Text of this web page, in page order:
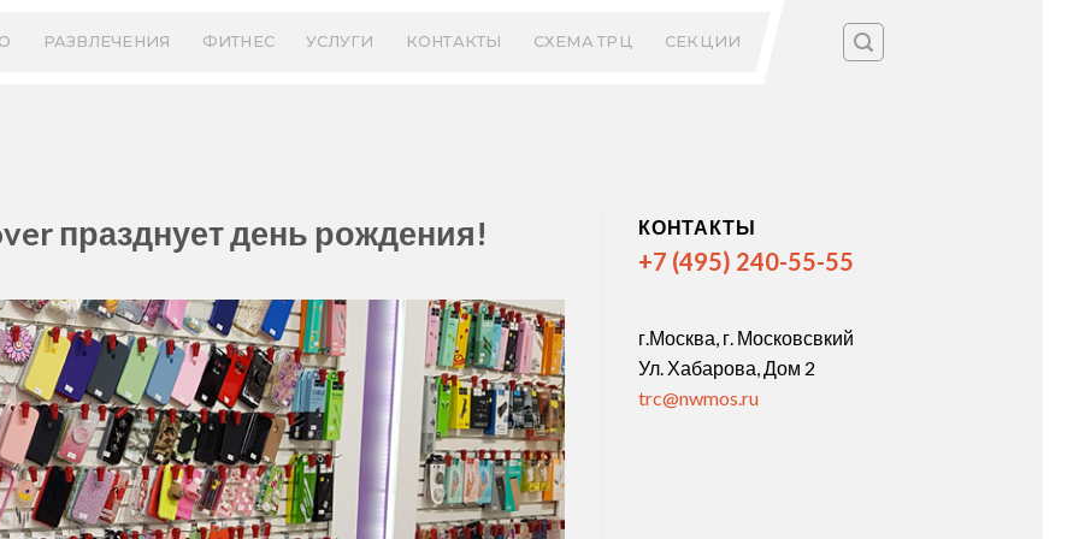
РАЗВЛЕЧЕНИЯ ФИТНЕС УСЛУГИ КОНТАКТЫ СХЕМА ТРЦ СЕКЦИИ
празднует день рождения! КОНТАКТЫ
+7 (495) 240-55-55
г.Москва, г. Московсвкий
Ул. Хабарова, Дом 2
trc@nwmos.ru